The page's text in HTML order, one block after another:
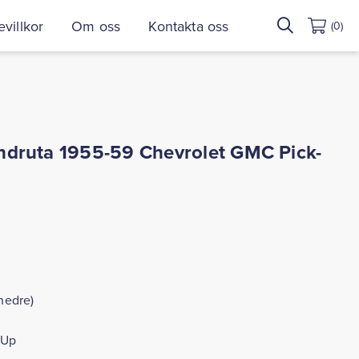
Om oss Kontakta oss
Sök
efter:
(0)
1955-59 Chevrolet GMC Pick-